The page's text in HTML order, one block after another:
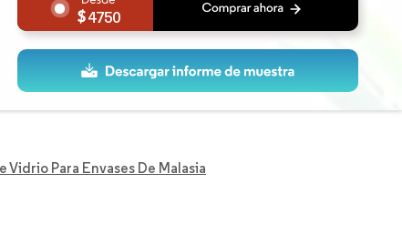
4750
Vidrio Para Envases De Malasia